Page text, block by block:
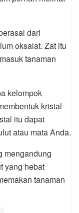
dari
oksalat. Zat itu
tanaman
kelompok
kristal
itu dapat
atau mata Anda.
mengandung
yang hebat
tanaman